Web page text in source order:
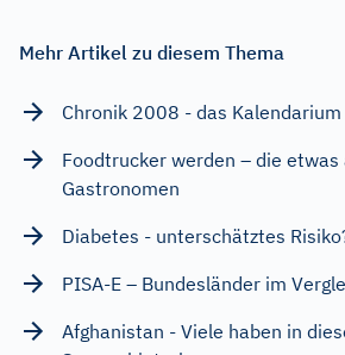
Mehr Artikel zu diesem Thema
Chronik 2008 - das Kalendarium
Foodtrucker werden – die etwas
Gastronomen
Diabetes - unterschätztes
PISA-E – Bundesländer im
Afghanistan - Viele haben in